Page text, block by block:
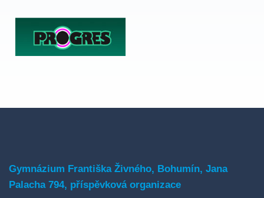
Gymnázium Františka Živného, Bohumín, Jana
Palacha 794, příspěvková organizace